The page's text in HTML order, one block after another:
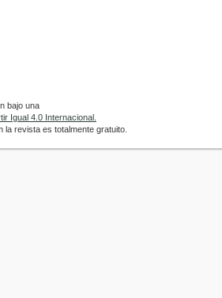
bajo una
Igual 4.0 Internacional.
revista es totalmente gratuito.